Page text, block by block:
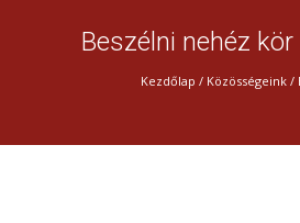
Beszélni nehéz kör
Kezdőlap / Közösségeink /